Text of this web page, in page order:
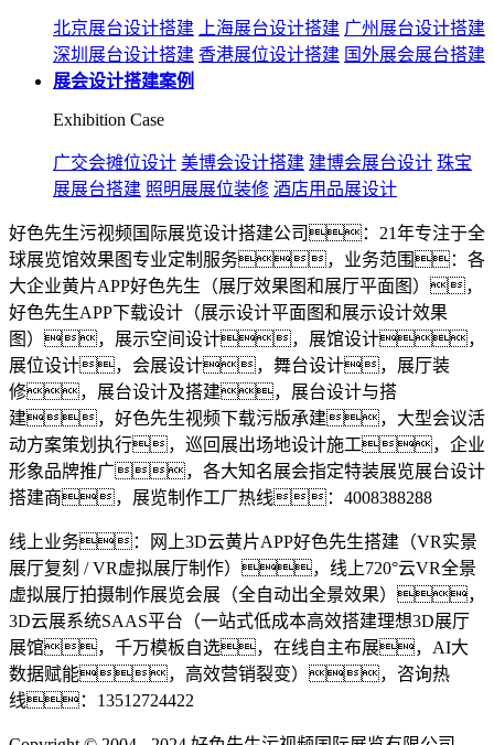
北京展台设计搭建 上海展台设计搭建 广州展台设计搭建
深圳展台设计搭建 香港展位设计搭建 国外展会展台搭建
展会设计搭建案例
Exhibition Case
广交会摊位设计 美博会设计搭建 建博会展台设计 珠宝
展展台搭建 照明展展位装修 酒店用品展设计
好色先生污视频国际展览设计搭建公司：21年专注于全
球展览馆效果图专业定制服务，业务范围：各
大企业黄片APP好色先生（展厅效果图和展厅平面图），
好色先生APP下载设计（展示设计平面图和展示设计效果
图），展示空间设计，展馆设计，
展位设计，会展设计，舞台设计，展厅装
修，展台设计及搭建，展台设计与搭
建，好色先生视频下载污版承建，大型会议活
动方案策划执行，巡回展出场地设计施工，企业
形象品牌推广，各大知名展会指定特装展览展台设计
搭建商，展览制作工厂热线：4008388288
线上业务：网上3D云黄片APP好色先生搭建（VR实景
展厅复刻 / VR虚拟展厅制作），线上720°云VR全景
虚拟展厅拍摄制作展览会展（全自动出全景效果），
3D云展系统SAAS平台（一站式低成本高效搭建理想3D展厅
展馆，千万模板自选，在线自主布展，AI大
数据赋能，高效营销裂变），咨询热
线：13512724422